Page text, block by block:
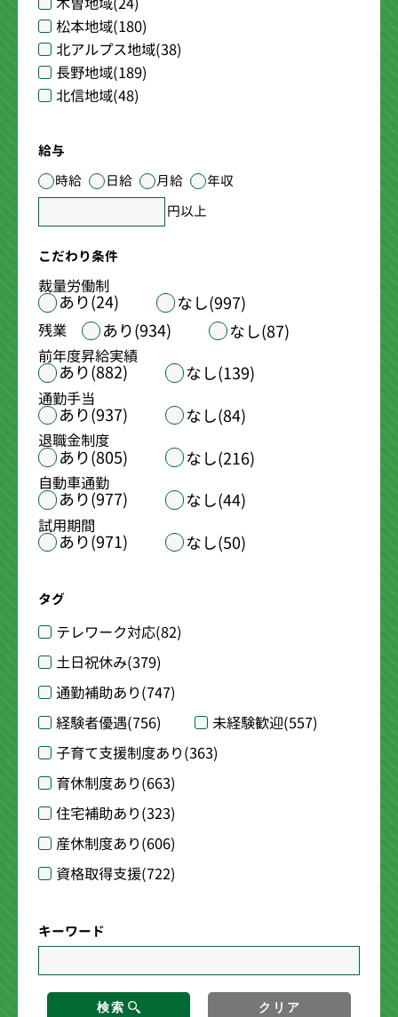
松本地域(180)
北アルプス地域(38)
長野地域(189)
北信地域(48)
給与
時給
日給 月給
年収
円以上
こだわり条件
裁量労働制
あり(24) なし(997)
残業 あり(934) なし(87)
前年度昇給実績
あり(882) なし(139)
通勤手当
あり(937) なし(84)
退職金制度
あり(805) なし(216)
自動車通勤
あり(977) なし(44)
試用期間
あり(971) なし(50)
タグ
テレワーク対応(82)
土日祝休み(379)
通勤補助あり(747)
経験者優遇(756) 未経験歓迎(557)
子育て支援制度あり(363)
育休制度あり(663)
住宅補助あり(323)
産休制度あり(606)
資格取得支援(722)
キーワード
検索 クリア